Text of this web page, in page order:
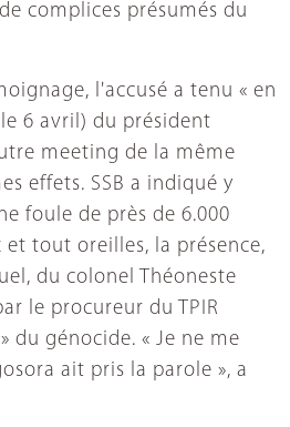
complices présumés du
l'accusé a tenu « en
6 avril) du président
meeting de la même
effets. SSB a indiqué y
foule de près de 6.000
et tout oreilles, la présence,
du colonel Théoneste
le procureur du TPIR
du génocide. « Je ne me
ait pris la parole », a